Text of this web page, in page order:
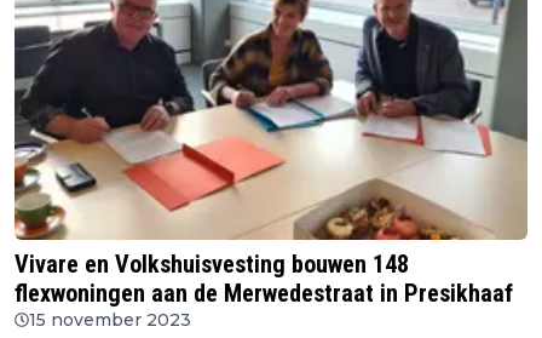
Vivare en Volkshuisvesting bouwen 148
flexwoningen aan de Merwedestraat in Presikhaaf
15 november 2023